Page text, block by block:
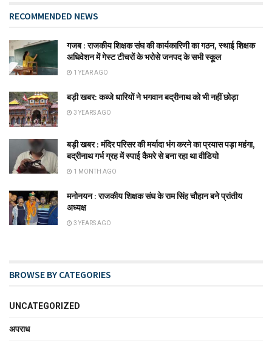
RECOMMENDED NEWS
गजब : राजकीय शिक्षक संघ की कार्यकारिणी का गठन, स्थाई शिक्षक
अधिवेशन में गेस्ट टीचरों के भरोसे जनपद के सभी स्कूल
1 YEAR AGO
बड़ी खबर: कब्जे धारियों ने भगवान बद्रीनाथ को भी नहीं छोड़ा
3 YEARS AGO
बड़ी खबर : मंदिर परिसर की मर्यादा भंग करने का प्रयास पड़ा महंगा,
बद्रीनाथ गर्भ ग्रह में स्पाई कैमरे से बना रहा था वीडियो
1 MONTH AGO
मनोनयन : राजकीय शिक्षक संघ के राम सिंह चौहान बने प्रांतीय
अध्यक्ष
3 YEARS AGO
BROWSE BY CATEGORIES
UNCATEGORIZED
अपराध